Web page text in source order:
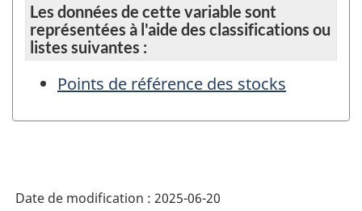
Les données de cette variable sont
représentées à l'aide des classifications ou
listes suivantes :
Points de référence des stocks
Date de modification : 2025-06-20